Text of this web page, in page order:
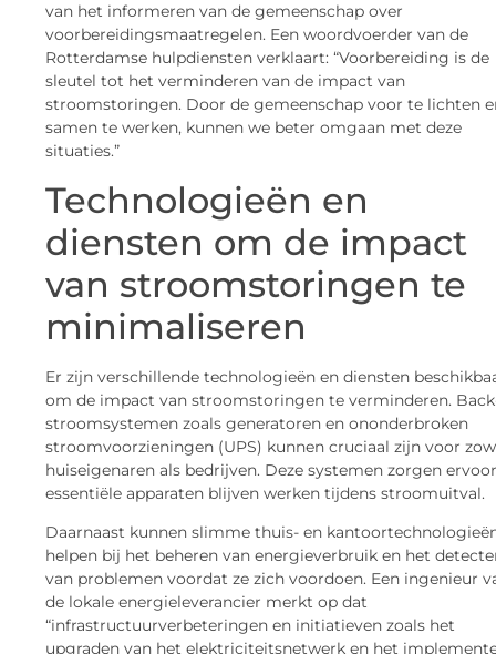
van het informeren van de gemeenschap over
voorbereidingsmaatregelen. Een woordvoerder van de
Rotterdamse hulpdiensten verklaart: “Voorbereiding is de
sleutel tot het verminderen van de impact van
stroomstoringen. Door de gemeenschap voor te lichten
samen te werken, kunnen we beter omgaan met deze
situaties.”
Technologieën en
diensten om de impact
van stroomstoringen te
minimaliseren
Er zijn verschillende technologieën en diensten
om de impact van stroomstoringen te verminderen.
stroomsystemen zoals generatoren en ononderbroken
stroomvoorzieningen (UPS) kunnen cruciaal zijn voor
huiseigenaren als bedrijven. Deze systemen zorgen
essentiële apparaten blijven werken tijdens stroomuitval.
Daarnaast kunnen slimme thuis- en
helpen bij het beheren van energieverbruik en het
van problemen voordat ze zich voordoen. Een ingenieur
de lokale energieleverancier merkt op dat
“infrastructuurverbeteringen en initiatieven zoals het
upgraden van het elektriciteitsnetwerk en het